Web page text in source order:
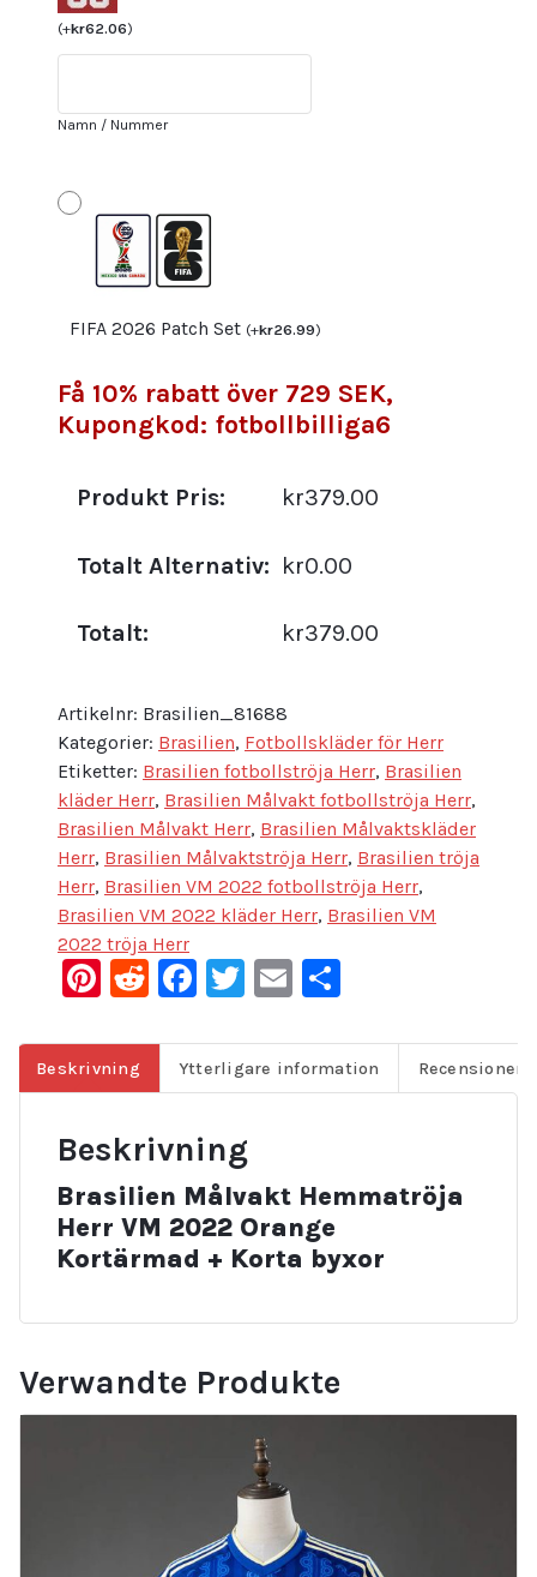
VM
2022
Kortärmad
byxor
mängd
(+kr62.06)
Namn / Nummer
FIFA 2026 Patch Set (+kr26.99)
Få 10% rabatt över 729 SEK,
Kupongkod: fotbollbilliga6
Produkt Pris: kr379.00
Totalt Alternativ: kr0.00
Totalt: kr379.00
Artikelnr: Brasilien_81688
Kategorier: Brasilien, Fotbollskläder för Herr
Etiketter: Brasilien fotbollströja Herr, Brasilien
kläder Herr, Brasilien Målvakt fotbollströja Herr,
Brasilien Målvakt Herr, Brasilien Målvaktskläder
Herr, Brasilien Målvaktströja Herr, Brasilien tröja
Herr, Brasilien VM 2022 fotbollströja Herr,
Brasilien VM 2022 kläder Herr, Brasilien VM
2022 tröja Herr
Pinterest
Reddit
Facebook
Twitter
Email
Beskrivning Ytterligare information Recensioner
Beskrivning
Brasilien Målvakt Hemmatröja
Herr VM 2022 Orange
Kortärmad + Korta byxor
Verwandte Produkte